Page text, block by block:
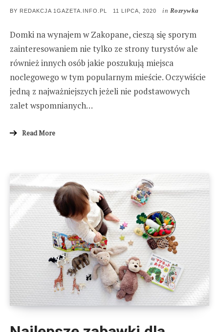
BY REDAKCJA 1GAZETA.INFO.PL
POSTED
11 LIPCA, 2020 in Rozrywka
Domki na wynajem w Zakopane, cieszą się sporym
zainteresowaniem nie tylko ze strony turystów ale
również innych osób jakie poszukują miejsca
noclegowego w tym popularnym mieście. Oczywiście
jedną z najważniejszych jeżeli nie podstawowych
zalet wspomnianych…
Read More